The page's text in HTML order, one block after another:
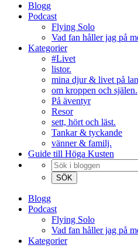
Blogg
Podcast
Flying Solo
Vad fan håller jag på
Kategorier
#Livet
listor.
mina djur & livet på
om kroppen och själen.
På äventyr
Resor
sett, hört och läst.
Tankar & tyckande
vänner & familj.
Guide till Höga Kusten
Blogg
Podcast
Flying Solo
Vad fan håller jag på
Kategorier